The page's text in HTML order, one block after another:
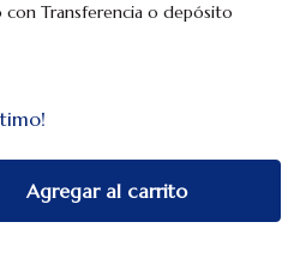
con Transferencia o depósito